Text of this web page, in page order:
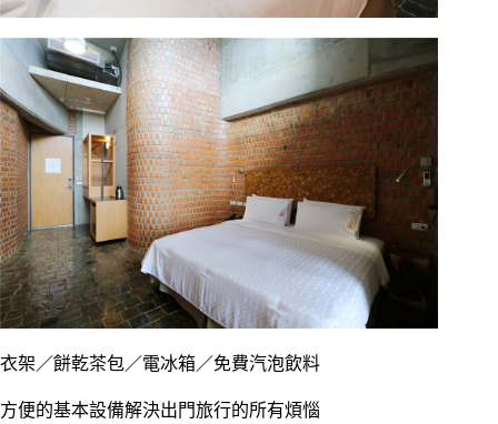
衣架／餅乾茶包／電冰箱／免費汽泡飲料
方便的基本設備解決出門旅行的所有煩惱